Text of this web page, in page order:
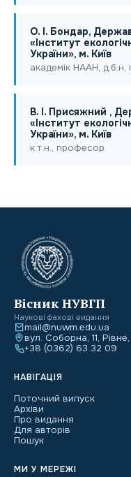
O. I. Бондар,
«Інститут
України», м. Київ
академік НААН,
В. І. Присяжний ,
«Інститут
України», м. Київ
к.т.н., професор
Вісник НУВГП
Наукові фахові видання
mail@nuwm.edu.ua
вул. Соборна, 11,
+38 (0362) 63 32 09
НАВІГАЦІЯ
Поточний випуск
Архіви
Про видання
Для авторів
Пошук
МИ У МЕРЕЖІ